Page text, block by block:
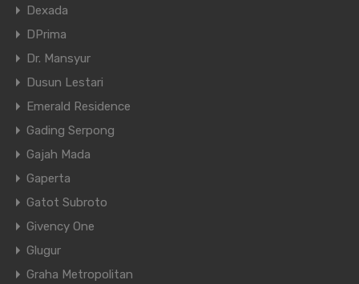
Dexada
DPrima
Dr. Mansyur
Dusun Lestari
Emerald Residence
Gading Serpong
Gajah Mada
Gaperta
Gatot Subroto
Givency One
Glugur
Graha Metropolitan